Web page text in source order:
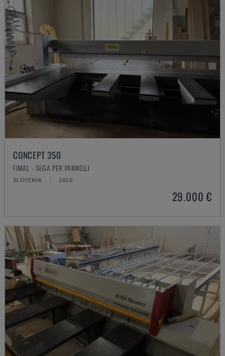
CONCEPT 350
FIMAL - SEGA PER PANNELLI
SLOVENIA 2020
29.000 €